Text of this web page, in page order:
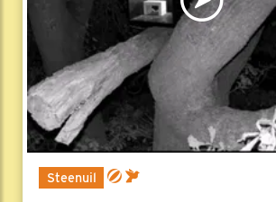
Steenuil